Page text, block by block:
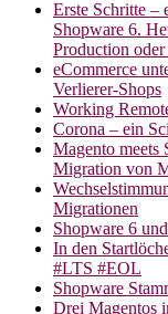
Erste Schritte –
Shopware 6.
Production
eCommerce
Verlierer-Shops
Working
Corona – ein
Magento meets
Migration von
Migrationen
Shopware 6
In den
#LTS #EOL
Shopware
Drei Magentos